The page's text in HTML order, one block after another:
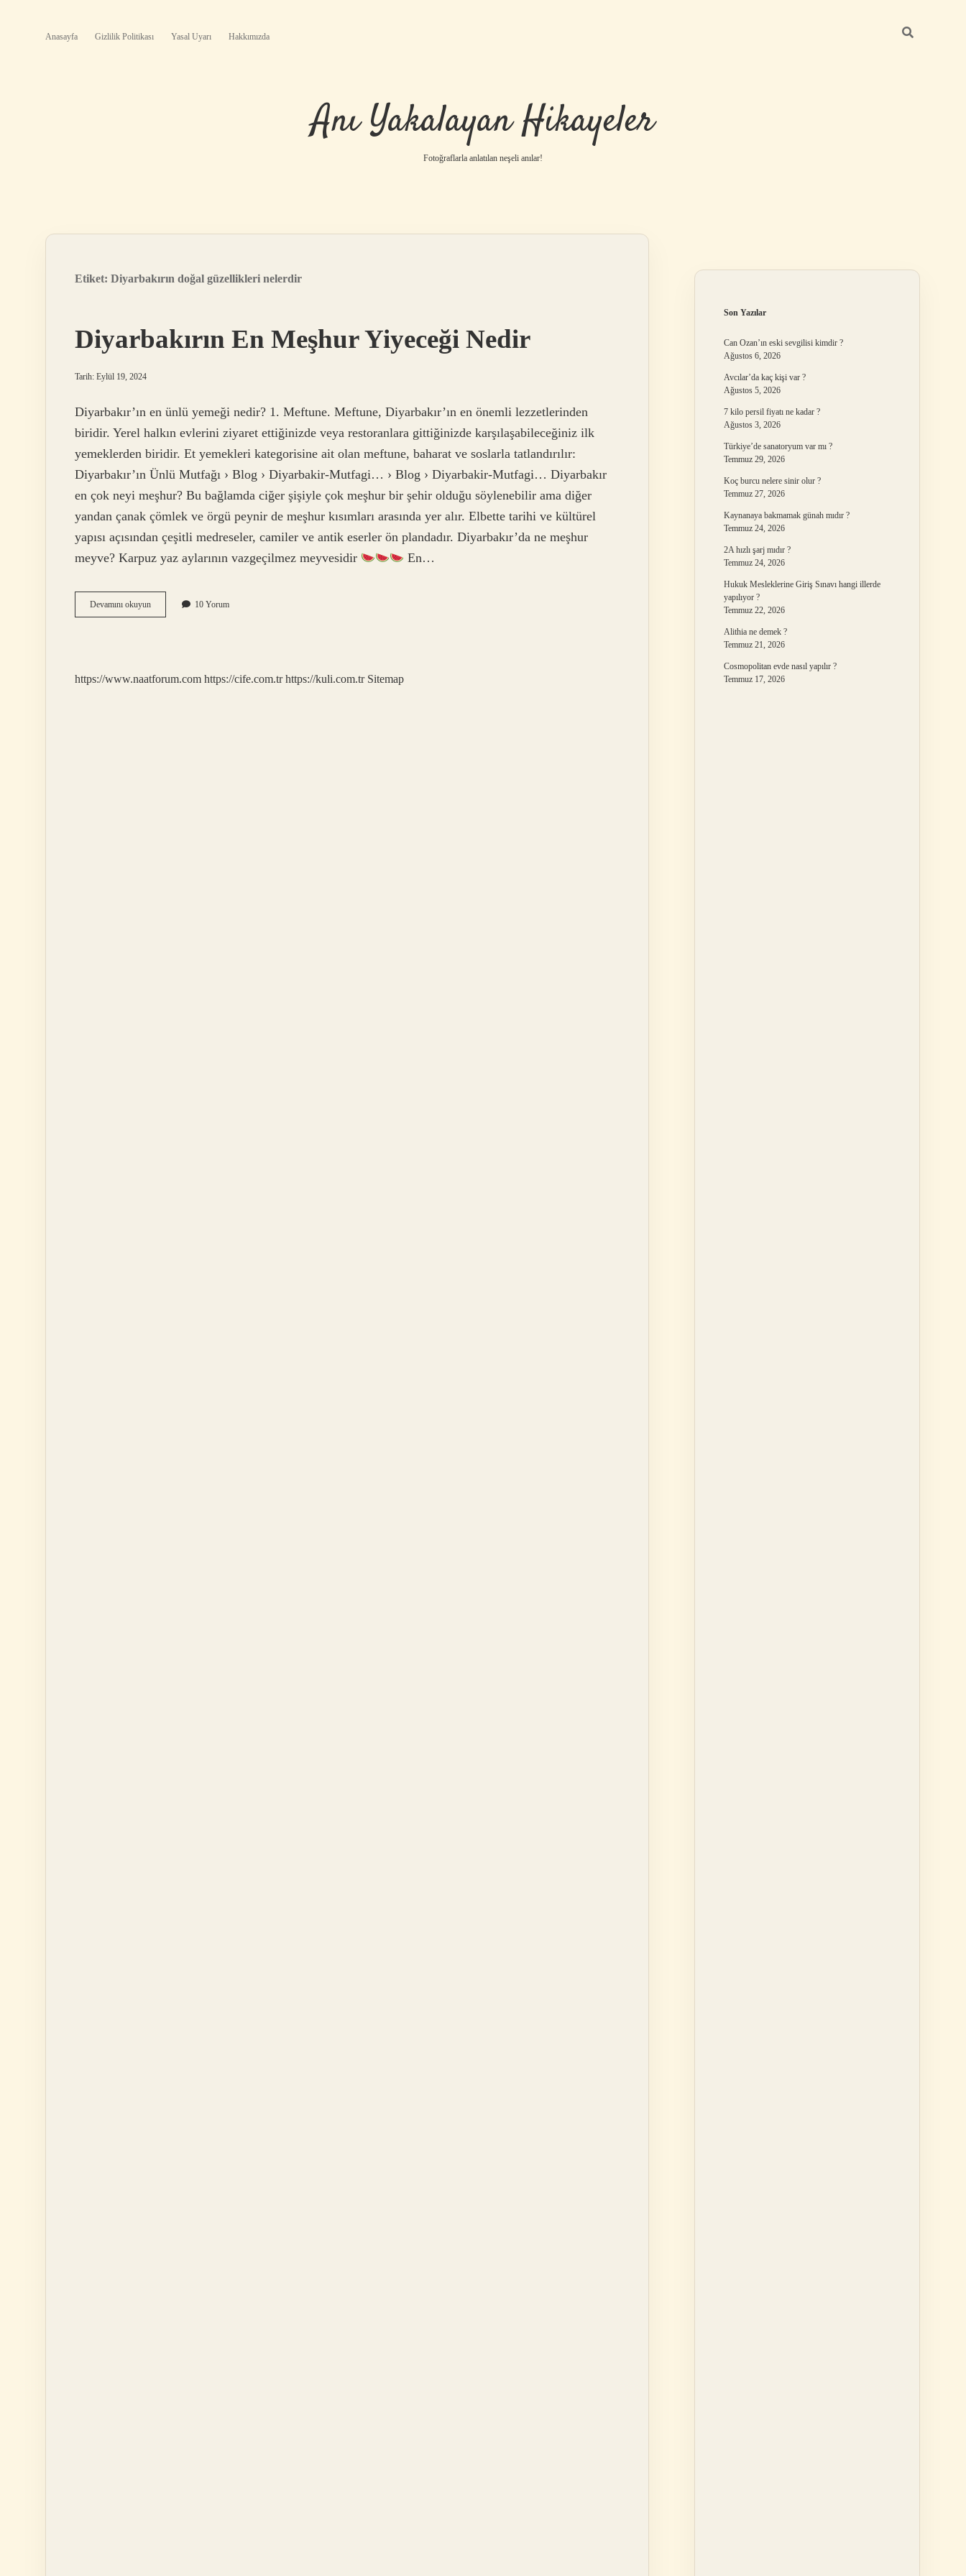
Anasayfa Gizlilik Politikası Yasal Uyarı Hakkımızda
Anı Yakalayan Hikayeler
Fotoğraflarla anlatılan neşeli anılar!
Etiket: Diyarbakırın doğal güzellikleri nelerdir
Diyarbakırın En Meşhur Yiyeceği Nedir
Tarih: Eylül 19, 2024
Diyarbakır’ın en ünlü yemeği nedir? 1. Meftune. Meftune, Diyarbakır’ın en önemli lezzetlerinden
biridir. Yerel halkın evlerini ziyaret ettiğinizde veya restoranlara gittiğinizde karşılaşabileceğiniz ilk
yemeklerden biridir. Et yemekleri kategorisine ait olan meftune, baharat ve soslarla tatlandırılır:
Diyarbakır’ın Ünlü Mutfağı › Blog › Diyarbakir-Mutfagi… › Blog › Diyarbakir-Mutfagi… Diyarbakır
en çok neyi meşhur? Bu bağlamda ciğer şişiyle çok meşhur bir şehir olduğu söylenebilir ama diğer
yandan çanak çömlek ve örgü peynir de meşhur kısımları arasında yer alır. Elbette tarihi ve kültürel
yapısı açısından çeşitli medreseler, camiler ve antik eserler ön plandadır. Diyarbakır’da ne meşhur
meyve? Karpuz yaz aylarının vazgeçilmez meyvesidir
En…
Devamını okuyunDiyarbakırın
En
10 Yorum
https://www.naatforum.com https://cife.com.tr https://kuli.com.tr Sitemap
Son Yazılar
Can Ozan’ın eski sevgilisi kimdir ?
Ağustos 6, 2026
Avcılar’da kaç kişi var ?
Ağustos 5, 2026
7 kilo persil fiyatı ne kadar ?
Ağustos 3, 2026
Türkiye’de sanatoryum var mı ?
Temmuz 29, 2026
Koç burcu nelere sinir olur ?
Temmuz 27, 2026
Kaynanaya bakmamak günah mıdır ?
Temmuz 24, 2026
2A hızlı şarj mıdır ?
Temmuz 24, 2026
Hukuk Mesleklerine Giriş Sınavı hangi illerde
yapılıyor ?
Temmuz 22, 2026
Alithia ne demek ?
Temmuz 21, 2026
Cosmopolitan evde nasıl yapılır ?
Temmuz 17, 2026